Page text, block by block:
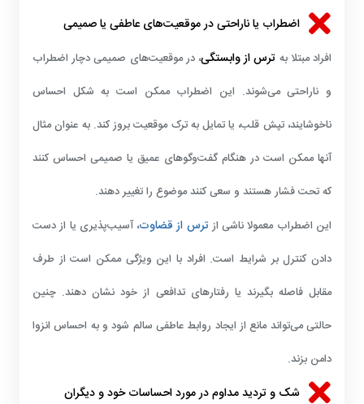
اضطراب یا ناراحتی در موقعیت‌های عاطفی یا صمیمی
افراد مبتلا به ترس از وابستگی، در موقعیت‌های صمیمی دچار اضطراب
و ناراحتی می‌شوند. این اضطراب ممکن است به شکل احساس
ناخوشایند، تپش قلب، یا تمایل به ترک موقعیت بروز کند. به عنوان مثال
آنها ممکن است در هنگام گفت‌وگوهای عمیق یا صمیمی احساس کنند
که تحت فشار هستند و سعی کنند موضوع را تغییر دهند.
این اضطراب معمولا ناشی از ترس از قضاوت، آسیب‌پذیری یا از دست
دادن کنترل بر شرایط است. افراد با این ویژگی ممکن است از طرف
مقابل فاصله بگیرند یا رفتارهای تدافعی از خود نشان دهند. چنین
حالتی می‌تواند مانع از ایجاد روابط عاطفی سالم شود و به احساس انزوا
دامن بزند.
شک و تردید مداوم در مورد احساسات خود و دیگران